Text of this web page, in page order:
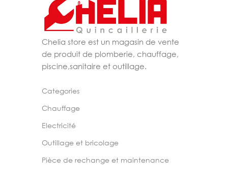
Chelia store est un magasin de vente
de produit de plomberie, chauffage,
piscine,sanitaire et outillage.
Categories
Chauffage
Electricité
Outillage et bricolage
Pièce de rechange et maintenance